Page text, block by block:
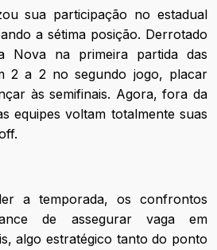
sua participação no estadual
a sétima posição. Derrotado
na primeira partida das
2 a 2 no segundo jogo, placar
às semifinais. Agora, fora da
equipes voltam totalmente suas
a temporada, os confrontos
de assegurar vaga em
algo estratégico tanto do ponto